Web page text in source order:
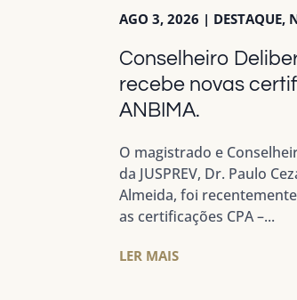
Conselheiro
recebe novas
ANBIMA.
AGO 3, 2026 | DESTAQUE,
O magistrado e
da JUSPREV, Dr. Paulo
Almeida, foi
as certificações CPA –...
LER MAIS